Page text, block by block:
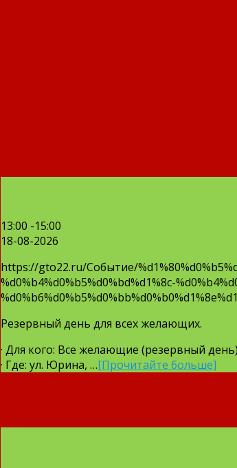
13:00 -15:00
18-08-2026
https://gto22.ru/Событие/
%d0%b4%d0%b5%d0%bd%d1%8c-
Резервный день для всех желающих.
· Для кого: Все желающие (резервный день)
· Где: ул. Юрина, …[Прочитайте больше]